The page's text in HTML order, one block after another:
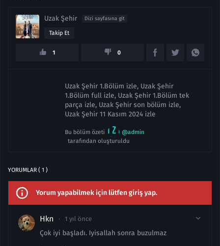
Uzak Şehir Dizi sayfasına git
Takip Et
1 0
Uzak Şehir 1.Bölüm izle, Uzak Şehir
1.Bölüm full izle, Uzak Şehir 1.Bölüm tek
parça izle, Uzak Şehir son bölüm izle,
Uzak Şehir 11 Kasım 2024 izle
Bu bölüm özeti
@admin
tarafından oluşturuldu
YORUMLAR ( 1 )
Yorum yapabilmek için lütfen giriş yap.
Hkn 1 yıl önce
Çok iyi başladı. Iyisallah sonra buzulmaz